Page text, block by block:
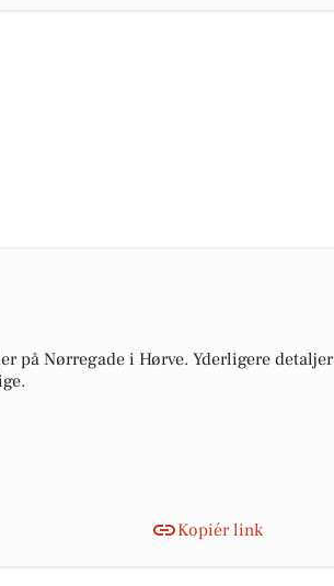
på Nørregade i Hørve. Yderligere detaljer
Kopiér link